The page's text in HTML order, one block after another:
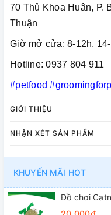
70 Thủ Khoa Huân, P.
Thuận
Giờ mở cửa: 8-12h,
Hotline: 0937 804 911
#petfood
GIỚI THIỆU
NHẬN XÉT SẢN PHẨM
KHUYẾN MÃI HOT
Đồ chơi